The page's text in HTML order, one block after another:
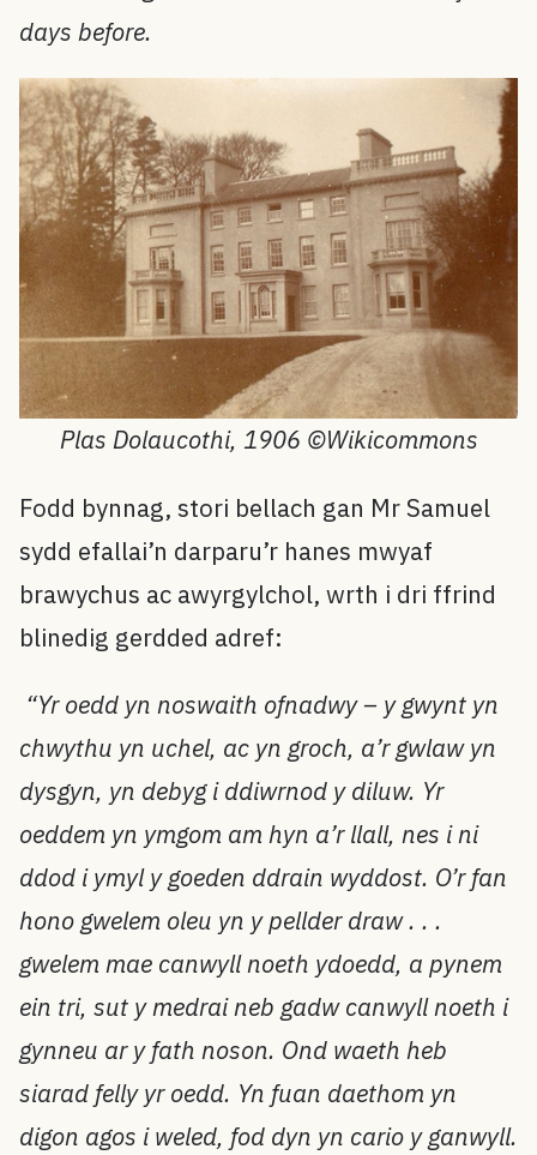
days before.
Plas Dolaucothi, 1906 ©Wikicommons
Fodd bynnag, stori bellach gan Mr Samuel
sydd efallai’n darparu’r hanes mwyaf
brawychus ac awyrgylchol, wrth i dri ffrind
blinedig gerdded adref:
“Yr oedd yn noswaith ofnadwy – y gwynt yn
chwythu yn uchel, ac yn groch, a’r gwlaw yn
dysgyn, yn debyg i ddiwrnod y diluw. Yr
oeddem yn ymgom am hyn a’r llall, nes i ni
ddod i ymyl y goeden ddrain wyddost. O’r fan
hono gwelem oleu yn y pellder draw . . .
gwelem mae canwyll noeth ydoedd, a pynem
ein tri, sut y medrai neb gadw canwyll noeth i
gynneu ar y fath noson. Ond waeth heb
siarad felly yr oedd. Yn fuan daethom yn
digon agos i weled, fod dyn yn cario y ganwyll.